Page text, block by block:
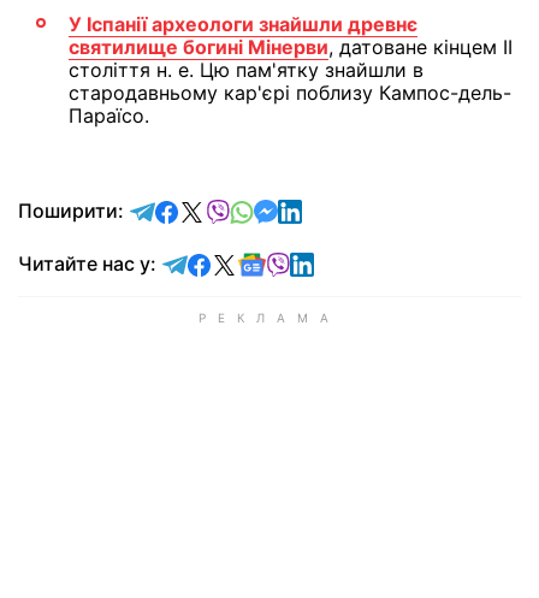
У Іспанії археологи знайшли древнє
святилище богині Мінерви, датоване кінцем II
століття н. е. Цю пам'ятку знайшли в
стародавньому кар'єрі поблизу Кампос-дель-
Параїсо.
Поширити: відправити у Telegram
поділитись у Facebook
поділитись у X
відправити у Viber
відправити у Whatsapp
відправити у Messenger
відправити у LinkedIn
Читайте нас у: Читайте у Telegram
Читайте у Facebook
Читайте у X
Читайте у Google news
Читайте у Viber
Читайте у LinkedIn